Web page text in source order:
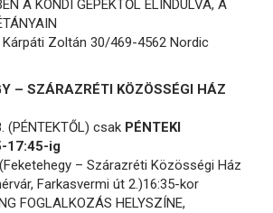
A KONDI GÉPEKTŐL ELINDULVA, A
Zoltán 30/469-4562 Nordic
– SZÁRAZRÉTI KÖZÖSSÉGI HÁZ
(PÉNTEKTŐL) csak PÉNTEKI
17:45-ig
– Szárazréti Közösségi Ház
Farkasvermi út 2.)16:35-kor
FOGLALKOZÁS HELYSZÍNE,